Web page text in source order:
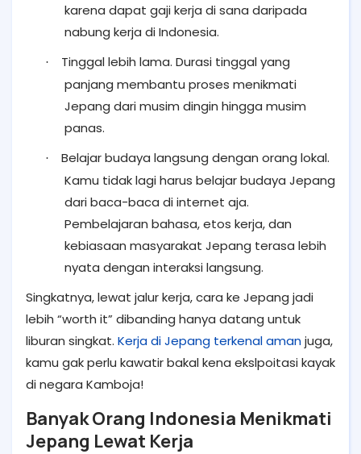
karena dapat gaji kerja di sana daripada
nabung kerja di Indonesia.
·
Tinggal lebih lama. Durasi tinggal yang
panjang membantu proses menikmati
Jepang dari musim dingin hingga musim
panas.
·
Belajar budaya langsung dengan orang lokal.
Kamu tidak lagi harus belajar budaya Jepang
dari baca-baca di internet aja.
Pembelajaran bahasa, etos kerja, dan
kebiasaan masyarakat Jepang terasa lebih
nyata dengan interaksi langsung.
Singkatnya, lewat jalur kerja, cara ke Jepang jadi
lebih “worth it” dibanding hanya datang untuk
liburan singkat. Kerja di Jepang terkenal amanjuga,
kamu gak perlu kawatir bakal kena ekslpoitasi kayak
di negara Kamboja!
Banyak Orang Indonesia Menikmati
Jepang Lewat Kerja